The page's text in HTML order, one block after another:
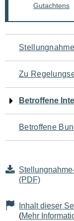
Gutachtens
für
den
Zu
Betroffene
Betroffene
(PDF)
Inhalt dieser
(Mehr